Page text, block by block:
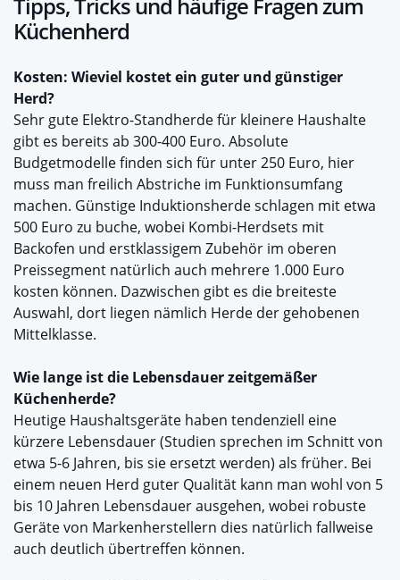
Küchenherd
Kosten: Wieviel kostet ein guter und günstiger
Herd?
Sehr gute Elektro-Standherde für kleinere Haushalte
gibt es bereits ab 300-400 Euro. Absolute
Budgetmodelle finden sich für unter 250 Euro, hier
muss man freilich Abstriche im Funktionsumfang
machen. Günstige Induktionsherde schlagen mit etwa
500 Euro zu buche, wobei Kombi-Herdsets mit
Backofen und erstklassigem Zubehör im oberen
Preissegment natürlich auch mehrere 1.000 Euro
kosten können. Dazwischen gibt es die breiteste
Auswahl, dort liegen nämlich Herde der gehobenen
Mittelklasse.
Wie lange ist die Lebensdauer zeitgemäßer
Küchenherde?
Heutige Haushaltsgeräte haben tendenziell eine
kürzere Lebensdauer (Studien sprechen im Schnitt von
etwa 5-6 Jahren, bis sie ersetzt werden) als früher. Bei
einem neuen Herd guter Qualität kann man wohl von 5
bis 10 Jahren Lebensdauer ausgehen, wobei robuste
Geräte von Markenherstellern dies natürlich fallweise
auch deutlich übertreffen können.